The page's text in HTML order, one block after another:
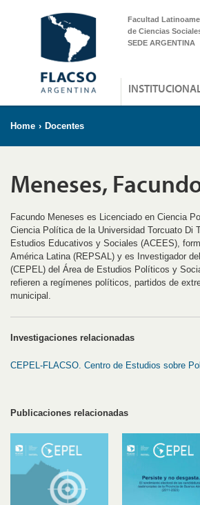
Facultad
de Ciencias
SEDE ARGENTINA
Home › Docentes
Meneses,
Facundo Meneses es Licenciado en Ciencia
Ciencia Política de la Universidad Torcuato Di
Estudios Educativos y Sociales (ACEES),
América Latina (REPSAL) y es Investigador
(CEPEL) del Área de Estudios Políticos y
refieren a regímenes políticos, partidos de
municipal.
Investigaciones relacionadas
CEPEL-FLACSO. Centro de Estudios sobre
Publicaciones relacionadas